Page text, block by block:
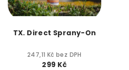
TX. Direct Sprany-On
247,11 Kč bez DPH
299 Kč